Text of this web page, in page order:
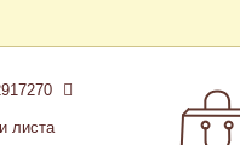
листа